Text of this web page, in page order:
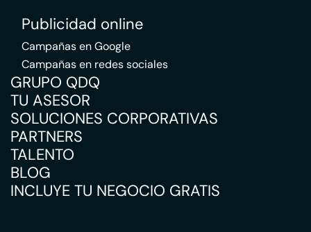
Publicidad online
Campañas en Google
Campañas en redes sociales
GRUPO QDQ
TU ASESOR
SOLUCIONES CORPORATIVAS
PARTNERS
TALENTO
BLOG
INCLUYE TU NEGOCIO GRATIS